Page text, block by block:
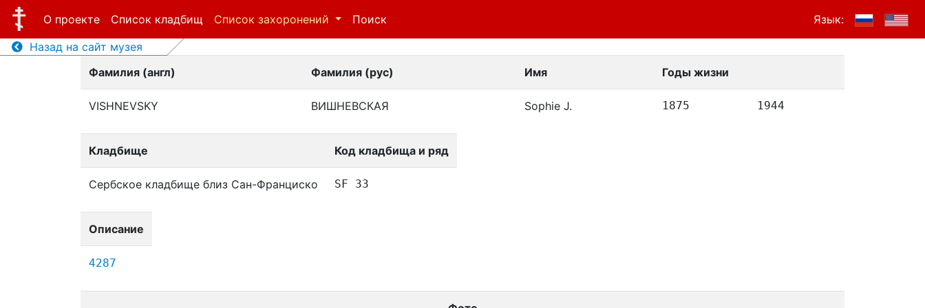
О проекте Список кладбищ Список захоронений Поиск
Язык:
Назад на сайт музея
Фамилия (англ)
Фамилия (рус) Имя Годы жизни
VISHNEVSKY ВИШНЕВСКАЯ Sophie J. 1875 1944
Кладбище Код кладбища и ряд
Сербское кладбище близ Сан-Франциско SF 33
Описание
4287